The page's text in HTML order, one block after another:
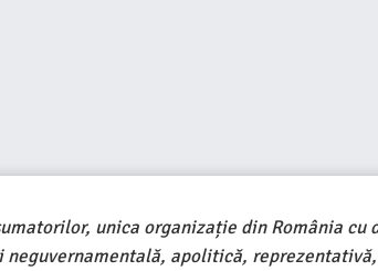
unica organizație din România cu
apolitică,